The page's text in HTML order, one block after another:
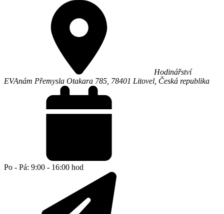
Hodinářství
EVAnám Přemysla Otakara 785, 78401 Litovel Česká republika
Po - Pá: 9:00 - 16:00 hod